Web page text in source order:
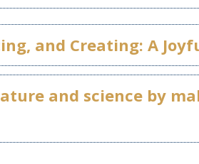
and Creating: A
and science by